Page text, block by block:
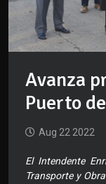
Avanza
Puerto
Aug 22 2022
El Intendente
Transporte y